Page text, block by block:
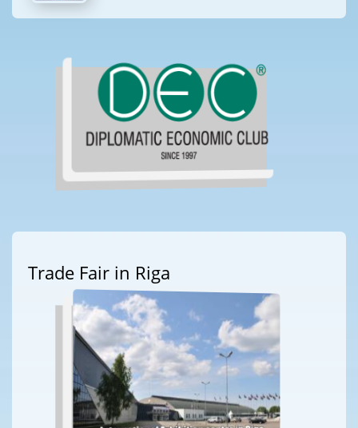
Trade Fair in Riga